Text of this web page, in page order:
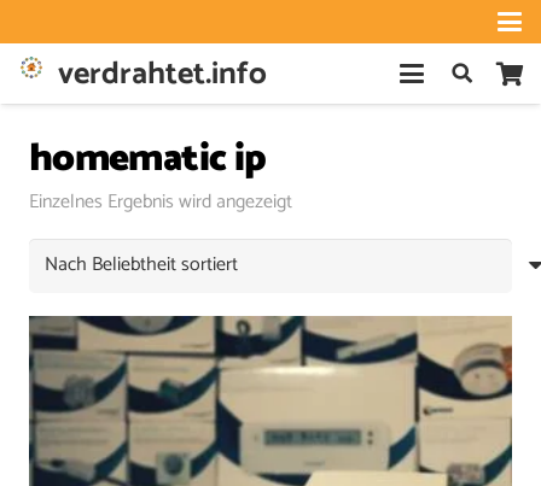
verdrahtet.info
homematic ip
Einzelnes Ergebnis wird angezeigt